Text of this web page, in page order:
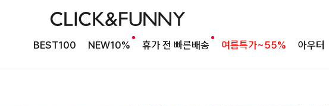
BEST100 NEW10% 휴가 전 빠른배송 여름특가~55% 아우터